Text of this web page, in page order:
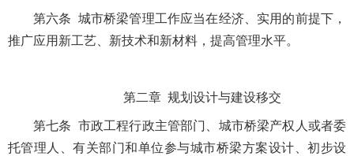
第六条 城市桥梁管理工作应当在经济、实用的前提下，
推广应用新工艺、新技术和新材料，提高管理水平。
第二章 规划设计与建设移交
第七条 市政工程行政主管部门、城市桥梁产权人或者委
托管理人、有关部门和单位参与城市桥梁方案设计、初步设